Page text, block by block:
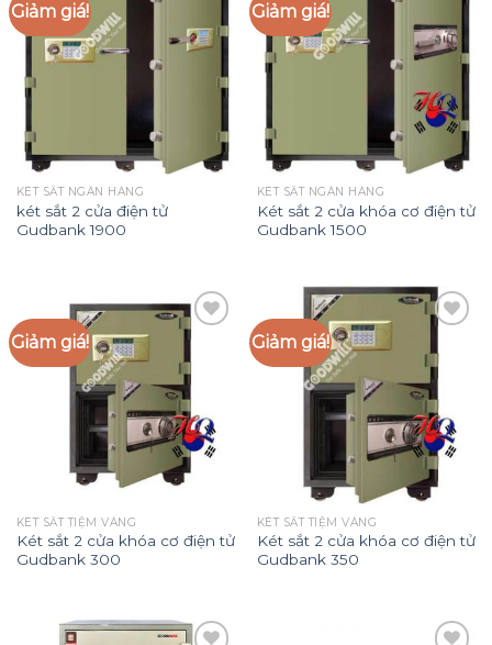
Giảm giá!
Wishlist
KÉT SẮT NGÂN HÀNG
két sắt 2 cửa điện tử
Gudbank 1900
Giảm giá!
Wishlist
KÉT SẮT NGÂN HÀNG
Két sắt 2 cửa khóa cơ điện tử
Gudbank 1500
Giảm giá!
Add to
KÉT SẮT TIỆM VÀNG
Két sắt 2 cửa khóa cơ điện tử
Gudbank 300
Giảm giá!
Wishlist
KÉT SẮT TIỆM VÀNG
Két sắt 2 cửa khóa cơ điện tử
Gudbank 350